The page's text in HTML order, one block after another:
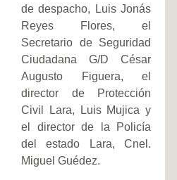
de despacho, Luis Jonás
Reyes Flores, el
Secretario de Seguridad
Ciudadana G/D César
Augusto Figuera, el
director de Protección
Civil Lara, Luis Mujica y
el director de la Policía
del estado Lara, Cnel.
Miguel Guédez.